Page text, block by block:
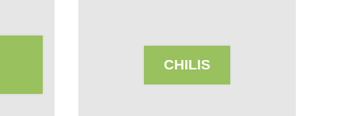
CHILIS